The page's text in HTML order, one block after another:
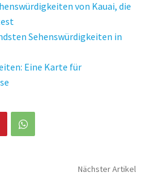
von Kauai, die
Sehenswürdigkeiten in
Eine Karte für
Nächster Artikel